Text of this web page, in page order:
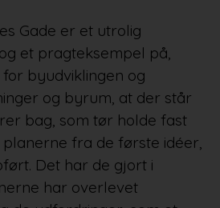
Gade er et utrolig
et pragteksempel på,
byudviklingen og
og byrum, at der står
bag, som tør holde fast
planerne fra de første idéer,
Det har de gjort i
har overlevet